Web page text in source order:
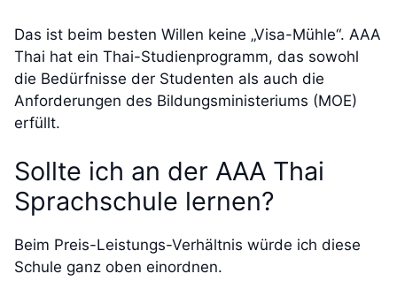
Das ist beim besten Willen keine „Visa-Mühle“. AAA
Thai hat ein Thai-Studienprogramm, das sowohl
die Bedürfnisse der Studenten als auch die
Anforderungen des Bildungsministeriums (MOE)
erfüllt.
Sollte ich an der AAA Thai
Sprachschule lernen?
Beim Preis-Leistungs-Verhältnis würde ich diese
Schule ganz oben einordnen.